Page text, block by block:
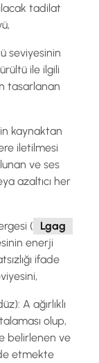
tadilat
seviyesinin
ile ilgili
tasarlanan
kaynaktan
iletilmesi
ve ses
azaltıcı her
(
Lgag
enerji
ifade
A ağırlıklı
olup,
belirlenen ve
etmekte